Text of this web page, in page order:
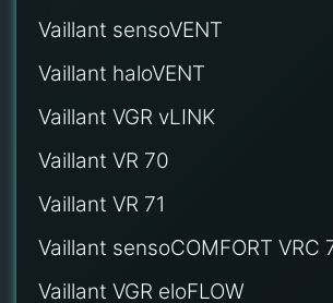
Vaillant sensoVENT
Vaillant haloVENT
Vaillant VGR vLINK
Vaillant VR 70
Vaillant VR 71
Vaillant sensoCOMFORT VRC
Vaillant VGR eloFLOW